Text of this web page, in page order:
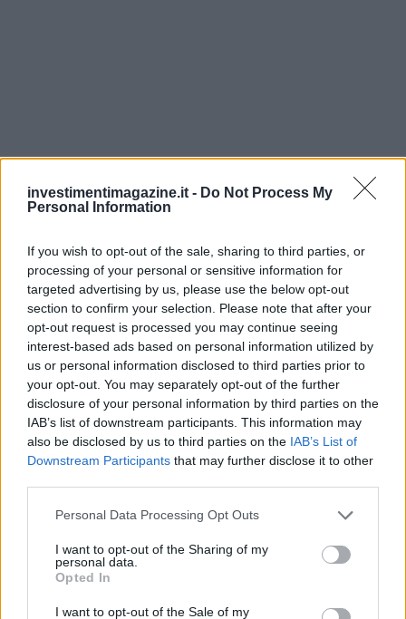
investimentimagazine.it - Do Not Process My
Personal Information
If you wish to opt-out of the sale, sharing to third parties, or
processing of your personal or sensitive information for
targeted advertising by us, please use the below opt-out
section to confirm your selection. Please note that after your
opt-out request is processed you may continue seeing
interest-based ads based on personal information utilized by
us or personal information disclosed to third parties prior to
your opt-out. You may separately opt-out of the further
disclosure of your personal information by third parties on the
IAB’s list of downstream participants. This information may
also be disclosed by us to third parties on the IAB’s List of
Downstream Participants that may further disclose it to other
Please note that this website/app uses one or more Google
not limited to your visit or usage behaviour. You may click to
grant or deny consent to Google and its third-party tags to
use your data for below specified purposes in below Google
consent section.
Personal Data Processing Opt Outs
I want to opt-out of the Sharing of my
personal data.
Opted In
I want to opt-out of the Sale of my
Continua a leggere
NEWS
Petrolio in calo, Brent a 88.9 USD dopo un ribasso del 8.3%
NEWS